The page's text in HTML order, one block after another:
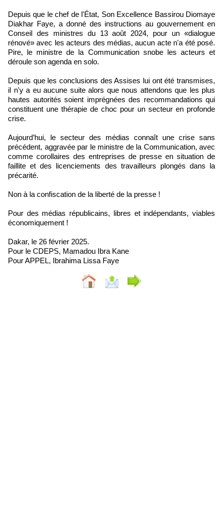
Depuis que le chef de l'État, Son Excellence Bassirou Diomaye
Diakhar Faye, a donné des instructions au gouvernement en
Conseil des ministres du 13 août 2024, pour un «dialogue
rénové» avec les acteurs des médias, aucun acte n'a été posé.
Pire, le ministre de la Communication snobe les acteurs et
déroule son agenda en solo.
Depuis que les conclusions des Assises lui ont été transmises,
il n'y a eu aucune suite alors que nous attendons que les plus
hautes autorités soient imprégnées des recommandations qui
constituent une thérapie de choc pour un secteur en profonde
crise.
Aujourd’hui, le secteur des médias connaît une crise sans
précédent, aggravée par le ministre de la Communication, avec
comme corollaires des entreprises de presse en situation de
faillite et des licenciements des travailleurs plongés dans la
précarité.
Non à la confiscation de la liberté de la presse !
Pour des médias républicains, libres et indépendants, viables
économiquement !
Dakar, le 26 février 2025.
Pour le CDEPS, Mamadou Ibra Kane
Pour APPEL, Ibrahima Lissa Faye